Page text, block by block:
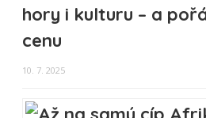
hory i kulturu – a
cenu
10. 7. 2025